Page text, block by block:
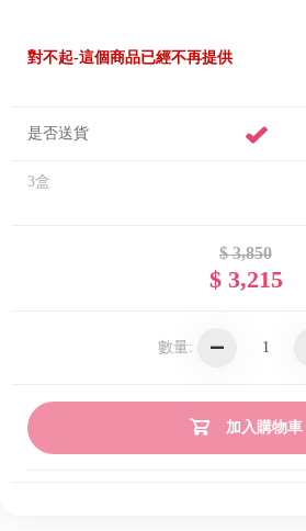
對不起-這個商品已經不再提供
是否送貨
3盒
$ 3,850
$ 3,215
數量:
加入購物車